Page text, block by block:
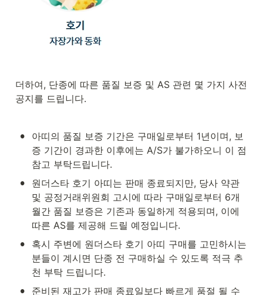
더하여, 단종에 따른 품질 보증 및 AS 관련 몇 가지 사전
공지를 드립니다.
•
아띠의 품질 보증 기간은 구매일로부터 1년이며, 보
증 기간이 경과한 이후에는 A/S가 불가하오니 이 점
참고 부탁드립니다.
•
원더스타 호기 아띠는 판매 종료되지만, 당사 약관
및 공정거래위원회 고시에 따라 구매일로부터 6개
월간 품질 보증은 기존과 동일하게 적용되며, 이에
따른 AS를 제공해 드릴 예정입니다.
•
혹시 주변에 원더스타 호기 아띠 구매를 고민하시는
분들이 계시면 단종 전 구매하실 수 있도록 적극 추
천 부탁 드립니다.
• 준비된 재고가 판매 종료일보다 빠르게 품절 될 수